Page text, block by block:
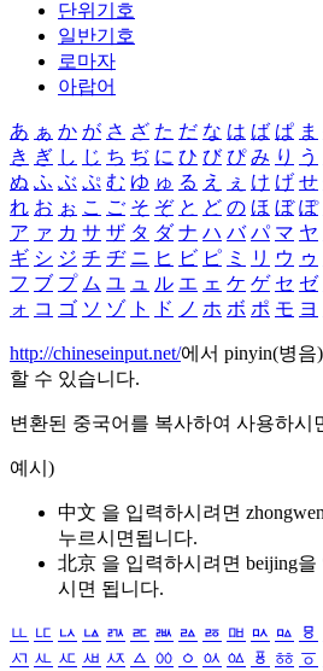
단위기호
일반기호
로마자
아랍어
あ ぁ か が さ ざ た だ な は ば ぱ ま
き ぎ し じ ち ぢ に ひ び ぴ み り う
ぬ ふ ぶ ぷ む ゆ ゅ る え ぇ け げ せ
れ お ぉ こ ご そ ぞ と ど の ほ ぼ ぽ
ア ァ カ サ ザ タ ダ ナ ハ バ パ マ ヤ
ギ シ ジ チ ヂ ニ ヒ ビ ピ ミ リ ウ ゥ
フ ブ プ ム ユ ュ ル エ ェ ケ ゲ セ ゼ
ォ コ ゴ ソ ゾ ト ド ノ ホ ボ ポ モ ヨ
http://chineseinput.net/에서 pinyin(병
할 수 있습니다.
변환된 중국어를 복사하여 사용하시
예시)
中文 을 입력하시려면
누르시면됩니다.
北京 을 입력하시려면 beijing을
시면 됩니다.
ㅥ ㅦ ㅧ ㅨ ㅩ ㅪ ㅫ ㅬ ㅭ ㅮ ㅯ ㅰ ㅱ
ㅺ ㅻ ㅼ ㅽ ㅾ ㅿ ㆀ ㆁ ㆂ ㆃ ㆄ ㆅ ㆆ